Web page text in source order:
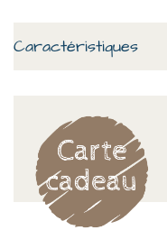
Caractéristiques